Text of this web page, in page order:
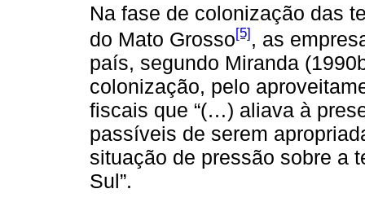
Na fase de colonização das
do Mato Grosso[5], as
país, segundo Miranda
colonização, pelo
fiscais que “(…) aliava à
passíveis de serem
situação de pressão sobre a
Sul”.